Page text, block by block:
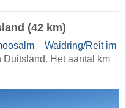
(42 km)
– Waidring/​Reit im
Duitsland. Het aantal km